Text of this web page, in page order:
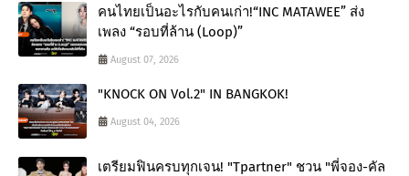
คนไทยเป็นอะไรกับคนเก่า!“INC MATAWEE” ส่ง
เพลง “รอบที่ล้าน (Loop)”
August 07, 2026
"KNOCK ON Vol.2" IN BANGKOK!
August 04, 2026
เตรียมฟินครบทุกเจน! "Tpartner" ชวน "พี่จอง-คัล